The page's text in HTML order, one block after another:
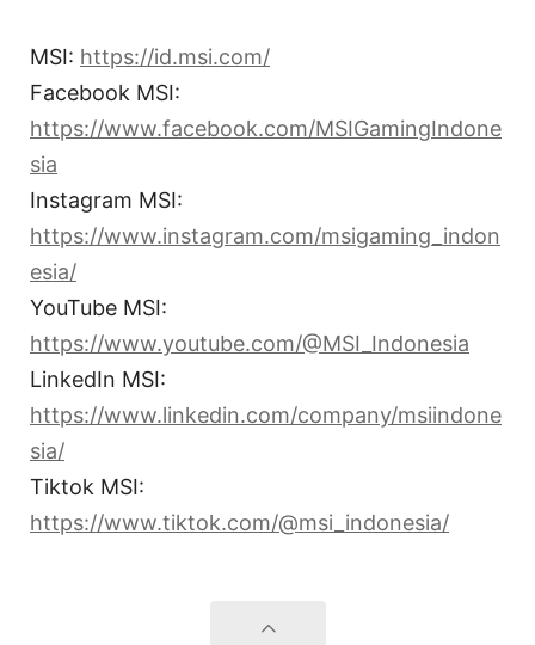
MSI: https://id.msi.com/
Facebook MSI:
https://www.facebook.com/MSIGamingIndone
sia
Instagram MSI:
https://www.instagram.com/msigaming_indon
esia/
YouTube MSI:
https://www.youtube.com/@MSI_Indonesia
LinkedIn MSI:
https://www.linkedin.com/company/msiindone
sia/
Tiktok MSI:
https://www.tiktok.com/@msi_indonesia/